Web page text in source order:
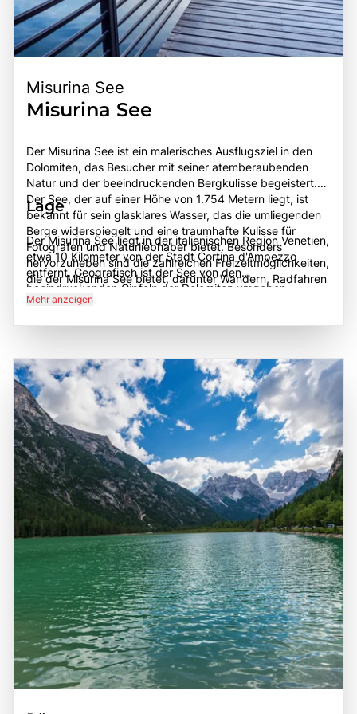
Misurina See
Misurina See
Der Misurina See ist ein malerisches Ausflugsziel in den
Dolomiten, das Besucher mit seiner atemberaubenden
Natur und der beeindruckenden Bergkulisse begeistert.
Der See, der auf einer Höhe von 1.754 Metern liegt, ist
bekannt für sein glasklares Wasser, das die umliegenden
Berge widerspiegelt und eine traumhafte Kulisse für
Fotografen und Naturliebhaber bietet. Besonders
hervorzuheben sind die zahlreichen Freizeitmöglichkeiten,
die der Misurina See bietet, darunter Wandern, Radfahren
und im Winter Skifahren in den nahegelegenen
Eigenschaften bekannt, die seit dem 19. Jahrhundert
Atemwegserkrankungen genutzt wurde. Ein Besuch am
Misurina See ist eine hervorragende Gelegenheit, die
Schönheit der Dolomiten zu genießen, die frische Bergluft
zu atmen und die entspannte Atmosphäre dieser
einzigartigen Region zu erleben.
Lage
Der Misurina See liegt in der italienischen Region Venetien,
etwa 10 Kilometer von der Stadt Cortina d'Ampezzo
entfernt. Geografisch ist der See von den
beeindruckenden Gipfeln der Dolomiten umgeben,
darunter die berühmten Drei Zinnen, die zu den
die Region leicht zu erreichen ist und oft Teil von
Ausflügen in die Dolomiten ist. Die zentrale Lage des
Misurina Sees macht ihn zu einem beliebten Ziel für
Tagesausflüge und Wochenendausflüge von Städten wie
Venedig und Treviso aus. Die Kombination aus
atemberaubender Natur, vielfältigen Freizeitmöglichkeiten
und der Nähe zu kulturellen Sehenswürdigkeiten macht
den Misurina See zu einem bereichernden Erlebnis für alle,
die die Faszination dieser einzigartigen Region entdecken
möchten.
Mehr anzeigen